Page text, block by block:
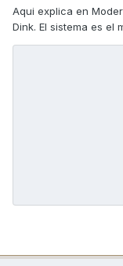
Aqui explica en
Dink. El sistema es el